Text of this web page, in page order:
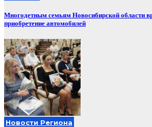
Многодетным семьям Новосибирской области
приобретение автомобилей
Новости Региона